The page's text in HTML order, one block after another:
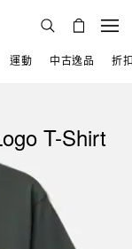
運動 中古逸品 折
T-Shirt